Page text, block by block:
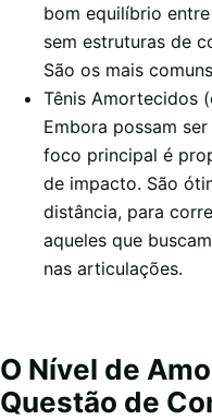
bom equilíbrio
sem estruturas de
São os mais
Tênis Amortecidos
Embora possam
foco principal é
de impacto. São
distância, para
aqueles que
nas articulações.
O Nível de
Questão de